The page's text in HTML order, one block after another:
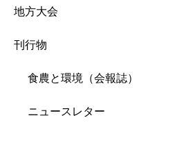
地方大会
刊行物
食農と環境（会報誌）
ニュースレター